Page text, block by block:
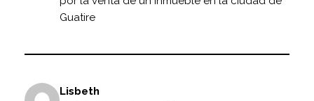
Guatire
Lisbeth